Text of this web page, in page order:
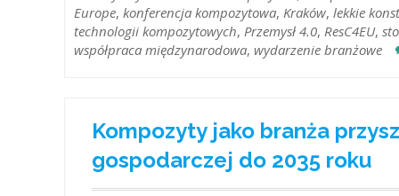
Europe, konferencja kompozytowa, Kraków, lekkie
technologii kompozytowych, Przemysł 4.0, ResC4EU,
współpraca międzynarodowa, wydarzenie branżowe
Kompozyty jako branża
gospodarczej do 2035 roku